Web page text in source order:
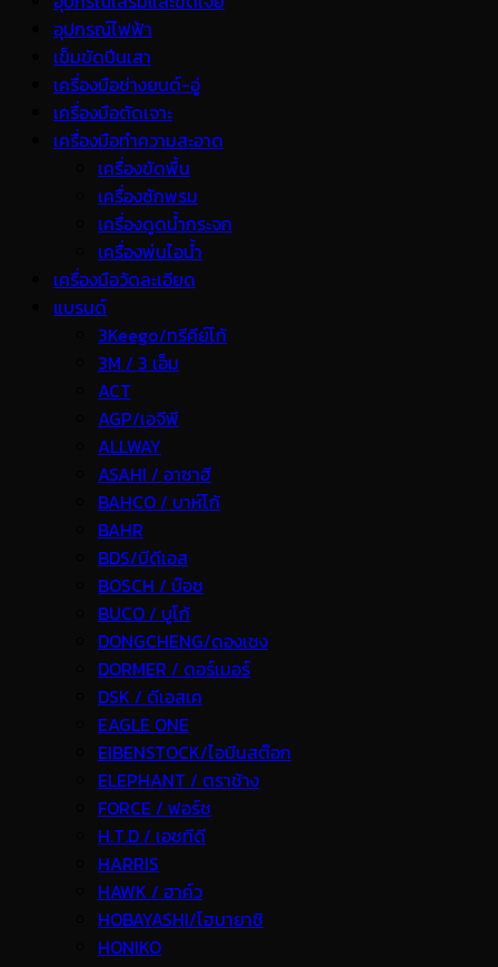
อุปกรณ์ไฟฟ้า
เข็มขัดปีนเสา
เครื่องมือช่างยนต์-อู่
เครื่องมือตัดเจาะ
เครื่องมือทำความสะอาด
เครื่องขัดพื้น
เครื่องซักพรม
เครื่องดูดน้ำกระจก
เครื่องพ่นไอน้ำ
เครื่องมือวัดละเอียด
แบรนด์
3Keego/ทรีคีย์โก้
3M / 3 เอ็ม
ACT
AGP/เอจีพี
ALLWAY
ASAHI / อาซาฮี
BAHCO / บาห์โก้
BAHR
BDS/บีดีเอส
BOSCH / บ๊อช
BUCO / บูโก้
DONGCHENG/ดองเชง
DORMER / ดอร์เมอร์
DSK / ดีเอสเค
EAGLE ONE
EIBENSTOCK/ไอบีนสต๊อก
ELEPHANT / ตราช้าง
FORCE / ฟอร์ช
H.T.D / เอชทีดี
HARRIS
HAWK / ฮาค์ว
HOBAYASHI/โฮบายาชิ
HONIKO